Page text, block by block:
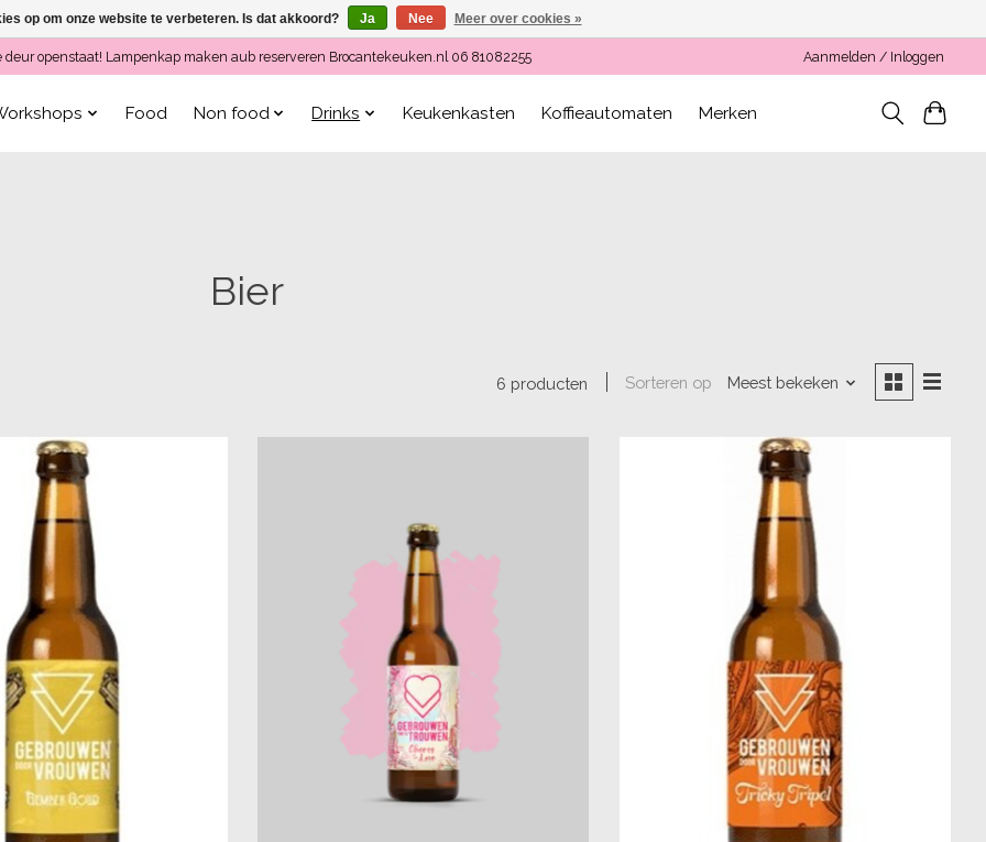
deur openstaat! Lampenkap maken aub reserveren Brocantekeuken.nl 06 81082255 Aanmelden / Inloggen
Food Non food Drinks Keukenkasten Koffieautomaten Merken
Bier
6 producten Sorteren op Meest bekeken
op om onze website te verbeteren. Is dat akkoord? Ja Nee Meer over cookies »